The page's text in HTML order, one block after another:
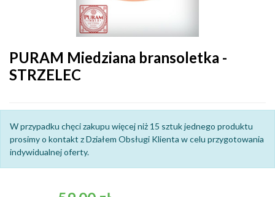
PURAM Miedziana bransoletka -
STRZELEC
W przypadku chęci zakupu więcej niż 15 sztuk jednego produktu
prosimy o kontakt z Działem Obsługi Klienta w celu przygotowania
indywidualnej oferty.